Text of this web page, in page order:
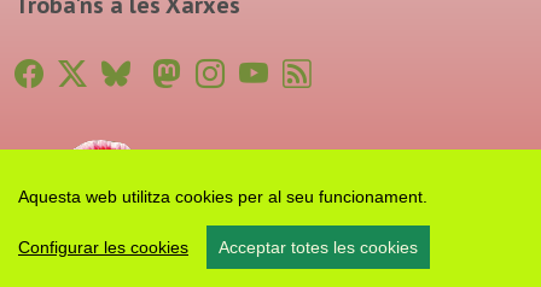
Aquesta web utilitza cookies per al seu funcionament.
Configurar les cookies Acceptar totes les cookies